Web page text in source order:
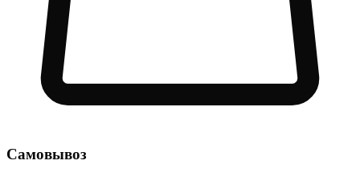
Самовывоз